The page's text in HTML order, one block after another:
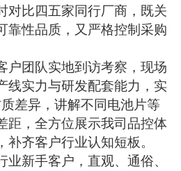
对比四五家同行厂商，既关
靠性品质，又严格控制采购
户团队实地到访考察，现场
线实力与研发配套能力，实
差异，讲解不同电池片等
距，全方位展示我司品控体
齐客户行业认知短板。
业新手客户，直观、通俗、